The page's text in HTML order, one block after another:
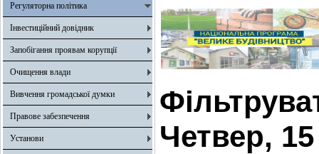
Регуляторна політика
Інвестиційний довідник
Запобігання проявам корупції
Очищення влади
Вивчення громадської думки
Правове забезпечення
Установи
Четвер,